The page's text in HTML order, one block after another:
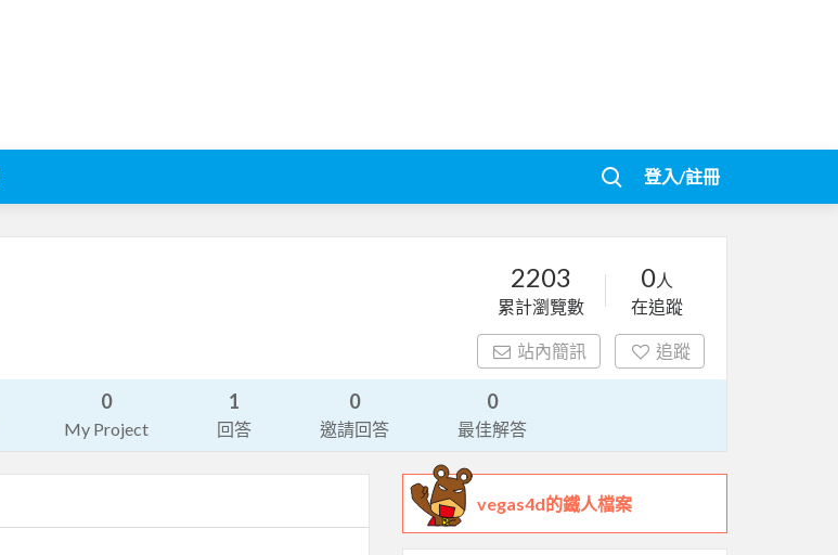
登入/註冊
2203
累計瀏覽數
0人
在追蹤
站內簡訊 追蹤
0
My Project
1
回答
0
邀請回答
0
最佳解答
vegas4d的鐵人檔案